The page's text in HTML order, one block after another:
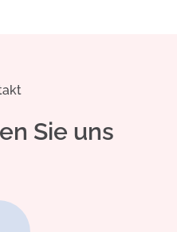
Sie uns